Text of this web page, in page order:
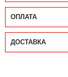
ОПЛАТА
ДОСТАВКА